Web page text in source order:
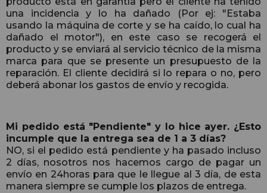
una incidencia y lo ha dañado (Por ej: "Estaba
usando la máquina de corte y se ha caído, lo cual ha
dañado el motor"), en este caso se recogerá el
producto y se enviará al servicio técnico de la misma
marca para que se presente un presupuesto de la
reparación. El cliente decidirá si lo repara o no, pero
deberá abonar los gastos de envío y recogida.
Mi pedido está "Pendiente" y lo hice ayer. ¿Esto
incumple que la entrega sea de 1 a 3 días?
NO, si el pedido está pendiente y ha pasado incluso
2 días, nosotros nos hacemos cargo de pagar un
envío en 24horas para que le llegue al 3 día, de esta
manera siempre se cumple los plazos de entrega.